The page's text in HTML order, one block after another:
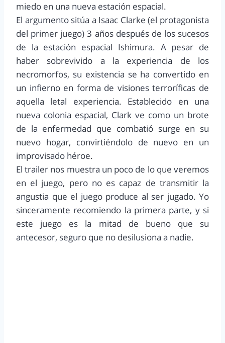
miedo en una nueva estación espacial.
El argumento sitúa a Isaac Clarke (el protagonista
del primer juego) 3 años después de los sucesos
de la estación espacial Ishimura. A pesar de
haber sobrevivido a la experiencia de los
necromorfos, su existencia se ha convertido en
un infierno en forma de visiones terroríficas de
aquella letal experiencia. Establecido en una
nueva colonia espacial, Clark ve como un brote
de la enfermedad que combatió surge en su
nuevo hogar, convirtiéndolo de nuevo en un
improvisado héroe.
El trailer nos muestra un poco de lo que veremos
en el juego, pero no es capaz de transmitir la
angustia que el juego produce al ser jugado. Yo
sinceramente recomiendo la primera parte, y si
este juego es la mitad de bueno que su
antecesor, seguro que no desilusiona a nadie.